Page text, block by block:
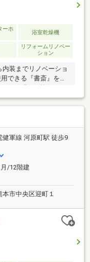
ーホ
浴室乾燥機
リフォームリノベー
ション
装までリノベーショ
できる『書斎』を追
ンと同タイプのカッ
♪・浴室には浴室乾燥
内にスーパー、コン
性も良好です◎・駐車
中旬頃完成です！！
健軍線 河原町駅 徒歩9
/12階建
本市中央区迎町１